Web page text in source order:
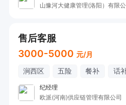
山豫河大健康管理(洛阳）有限
售后客服
3000-5000 元/月
涧西区 五险 餐补 话
纪经理
欧派(河南)供应链管理有限公司